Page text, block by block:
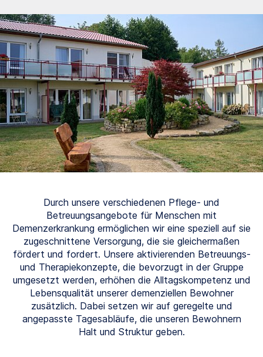
Durch unsere verschiedenen Pflege- und
Betreuungsangebote für Menschen mit
Demenzerkrankung ermöglichen wir eine speziell auf sie
zugeschnittene Versorgung, die sie gleichermaßen
fördert und fordert. Unsere aktivierenden Betreuungs-
und Therapiekonzepte, die bevorzugt in der Gruppe
umgesetzt werden, erhöhen die Alltagskompetenz und
Lebensqualität unserer demenziellen Bewohner
zusätzlich. Dabei setzen wir auf geregelte und
angepasste Tagesabläufe, die unseren Bewohnern
Halt und Struktur geben.